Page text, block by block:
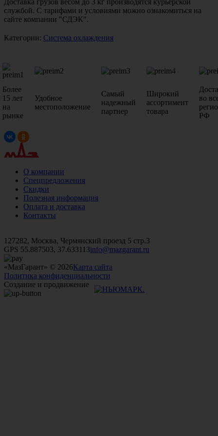
службой. С тарифами и условиями можно ознакомиться на
сайте компании "СДЭК".
Категории: Система охлаждения
Более
15 лет
на
рынке
Удобное
местоположение
Самый
надежный
партнер
Широкий
ассортимент
товара
во
РФ
О компании
Спецпредложения
Скидки
Полезная информация
Оплата и доставка
Контакты
127282, Москва, Чермянский проезд 5 стр.3
GPS 55.887503, 37.633113info@mazgarant.ru
«МазГарант» © 2026Карта сайта
Политика конфиденциальности
Создание и продвижение